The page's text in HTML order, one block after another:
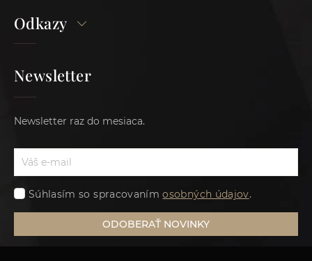
Odkazy
Newsletter
Newsletter raz do mesiaca.
Súhlasím so spracovanímosobných údajov.
ODOBERAŤ NOVINKY